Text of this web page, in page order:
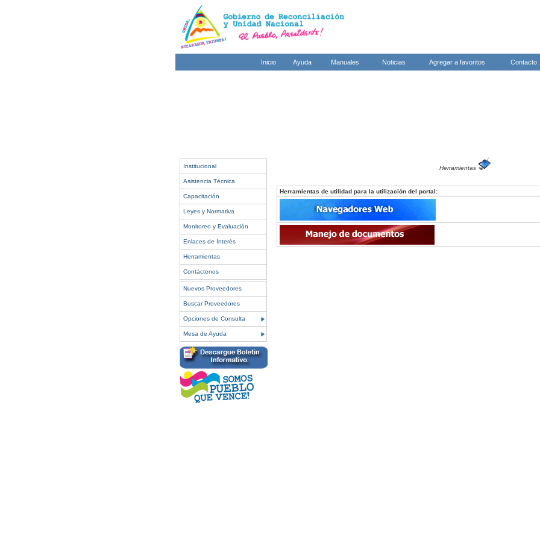
Inicio Ayuda Manuales Noticias Agregar a favoritos Contacto
Institucional
Asistencia Técnica
Capacitación
Leyes y Normativa
Monitoreo y Evaluación
Enlaces de Interés
Herramientas
Contáctenos
Nuevos Proveedores
Buscar Proveedores
Opciones de Consulta
Mesa de Ayuda
Herramientas
Herramientas de utilidad para la utilización del portal: